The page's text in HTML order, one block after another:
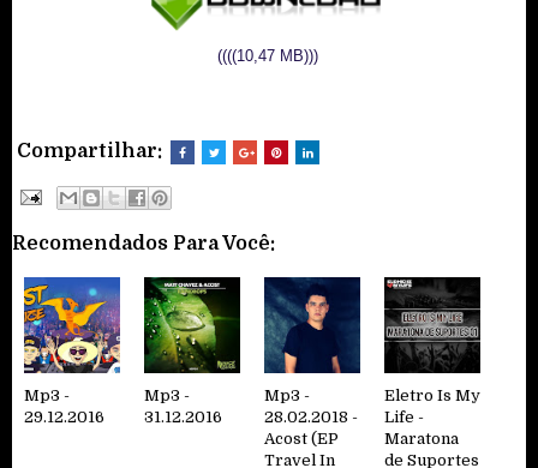
((((10,47 MB)))
Compartilhar:
Recomendados Para Você:
Mp3 -
29.12.2016
Mp3 -
31.12.2016
Mp3 -
28.02.2018 -
Acost (EP
Travel In
Eletro Is My
Life -
Maratona
de Suportes